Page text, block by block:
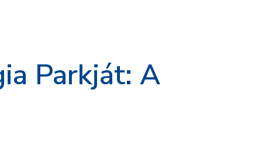
Parkját: A